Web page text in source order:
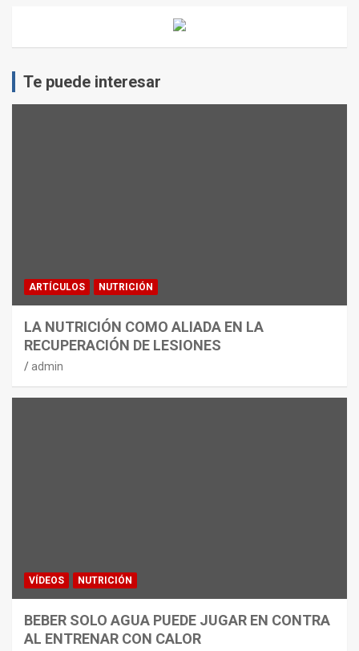
Te puede interesar
ARTÍCULOS NUTRICIÓN
LA NUTRICIÓN COMO ALIADA EN LA
RECUPERACIÓN DE LESIONES
admin
VÍDEOS NUTRICIÓN
BEBER SOLO AGUA PUEDE JUGAR EN CONTRA
AL ENTRENAR CON CALOR